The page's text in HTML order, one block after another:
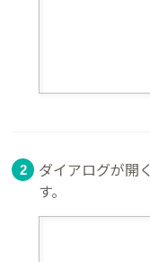
ダイアログが開
す。